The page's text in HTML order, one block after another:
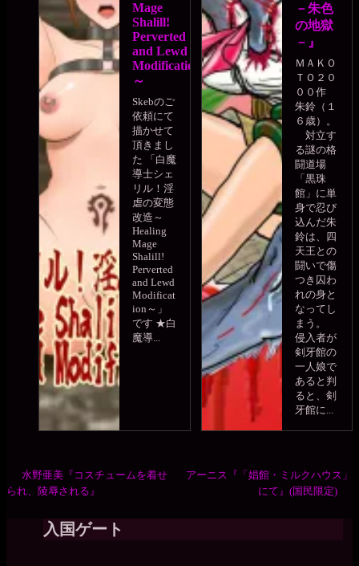
Mage
Shalill!
Perverted
and Lewd
Modification
～
Skebのご
依頼にて
描かせて
頂きまし
た 「白魔
導士シェ
リル！淫
虐の変態
改造～
Healing
Mage
Shalill!
Perverted
and Lewd
Modificat
ion～」
です ★白
魔導...
－朱色
の地獄
－』
ＭＡＫＯ
ＴＯ２０
００作
朱鈴（１
６歳）。
対立す
る謎の格
闘道場
「黒珠
館」に単
身で忍び
込んだ朱
鈴は、四
天王との
闘いで傷
つき囚わ
れの身と
なってし
まう。
侵入者が
剣牙館の
一人娘で
あると判
ると、剣
牙館に...
水野亜美『コスチュームを着せ
られ、陵辱される』
アーニス『「娼館・ミルクハウス」
にて』(国民限定)
入国ゲート